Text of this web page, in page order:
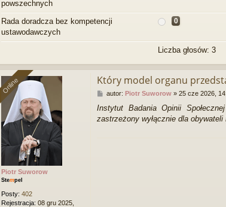
powszechnych
Rada doradcza bez kompetencji
ustawodawczych
0
Liczba głosów:3
Piotr Suworow
Stempel
Posty: 402
Rejestracja: 08 gru 2025,
Który model organu
P
s
t
autor: Piotr Suworow» 25 cze 2026,
Instytut Badania Opinii
zastrzeżony wyłącznie dla obywateli
Online
Online